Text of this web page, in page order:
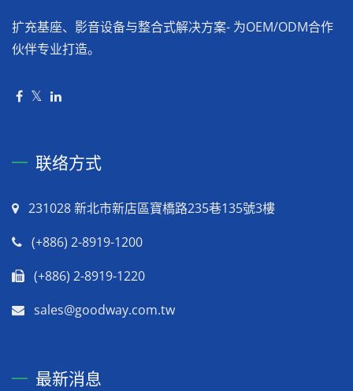
扩充基座、影音设备与整合式解决方案- 为OEM/ODM合作
伙伴专业打造。
联络方式
231028 新北市新店區寶橋路235巷135號3樓
(+886) 2-8919-1200
(+886) 2-8919-1220
sales@goodway.com.tw
最新消息